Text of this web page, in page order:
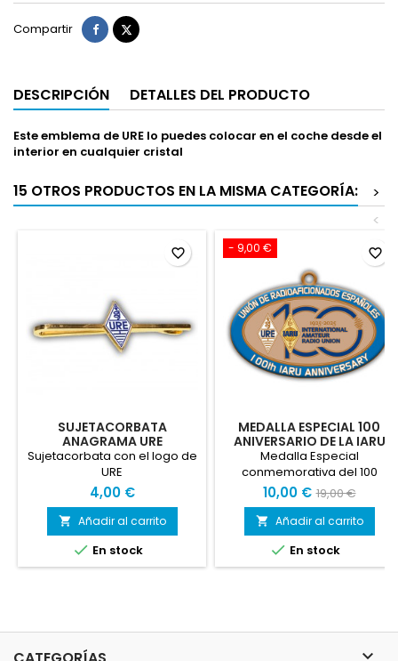
Compartir CompartirTuitear
DESCRIPCIÓN DETALLES DEL PRODUCTO
Este emblema de URE lo puedes colocar en el coche desde el
interior en cualquier cristal
15 OTROS PRODUCTOS EN LA MISMA CATEGORÍA:
>
<
SUJETACORBATA
ANAGRAMA URE
Sujetacorbata con el logo de
URE
4,00 €
 Añadir al carrito
 En stock
favorite_border - 9,00 €
MEDALLA ESPECIAL 100
ANIVERSARIO DE LA IARU
Medalla Especial
conmemorativa del 100
Aniversario de la IARU
10,00 € 19,00 €
 Añadir al carrito
 En stock
favorite_border
